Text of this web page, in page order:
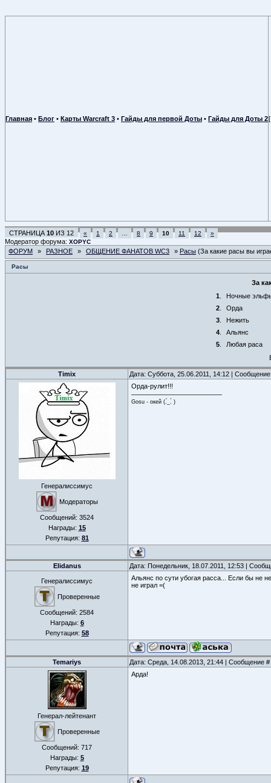
Главная • Блог • Карты Warcraft 3 • Гайды для первой Доты • Гайды для Доты 2
СТРАНИЦА 10 ИЗ 12 « 1 2 8 9 10 11 12 »
Модератор форума: XOPYC
ФОРУМ » РАЗНОЕ » ОБЩЕНИЕ ФАНАТОВ WC3 » Расы (За какие расы вы
Расы
За
1
Ночные
2
Орда
3
Нежить
4
Альянс
5
Любая раса
Timix Дата: Суббота, 25.06.2011, 14:12 |
Генералиссимус
Модераторы
Сообщений: 3524
Награды: 15
Репутация: 81
Орда-рулит!!!
Gosu - окей (.́_.̀ )
Elidanus Дата: Понедельник, 18.07.2011, 12:53 |
Генералиссимус
Проверенные
Сообщений: 2584
Награды: 6
Репутация: 58
Альянс по сути убогая расса... Если бы не
не играл =(
Temariys Дата: Среда, 14.08.2013, 21:44 | Сообщение #
Генерал-лейтенант
Проверенные
Сообщений: 717
Награды: 5
Репутация: 19
Арда!